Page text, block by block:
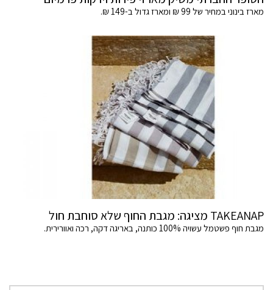
מארז בינוני במחיר של 99 ₪ ומארז גדול ב-149 ₪.
TAKEANAP מציגה: מגבת החוף שלא סוחבת חול
מגבת חוף פשטמל עשויה 100% כותנה, באריגה דקה, רכה ואוורירית.